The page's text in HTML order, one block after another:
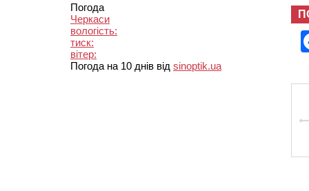
Погода
Черкаси
вологість:
тиск:
вітер:
Погода на 10 днів від sinoptik.ua